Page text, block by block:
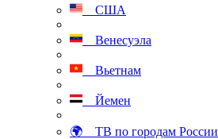
США
Венесуэла
Вьетнам
Йемен
🌍 ТВ по городам России